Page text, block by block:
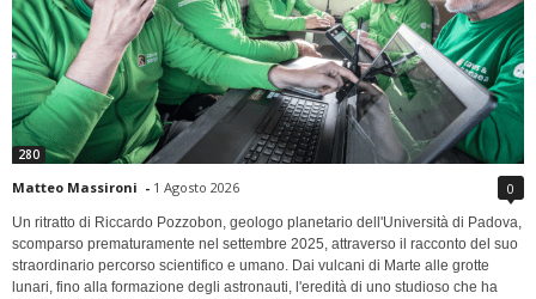
280
Matteo Massironi - 1 Agosto 2026 0
Un ritratto di Riccardo Pozzobon, geologo planetario dell'Università di Padova,
scomparso prematuramente nel settembre 2025, attraverso il racconto del suo
straordinario percorso scientifico e umano. Dai vulcani di Marte alle grotte
lunari, fino alla formazione degli astronauti, l'eredità di uno studioso che ha